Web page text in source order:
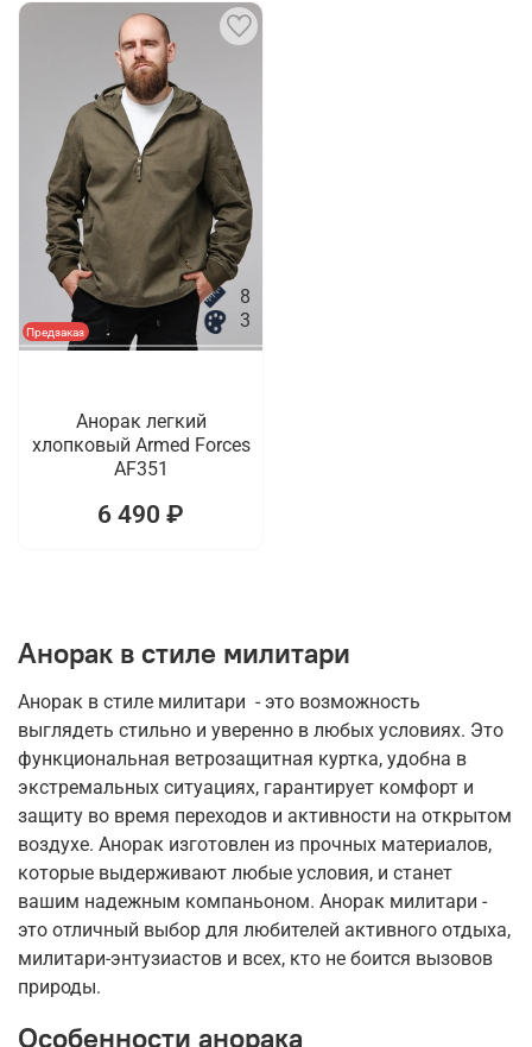
Предзаказ
8
3
Анорак легкий
хлопковый Armed Forces
AF351
6 490 ₽
Анорак в стиле милитари
Анорак в стиле милитари - это возможность
выглядеть стильно и уверенно в любых условиях. Это
функциональная ветрозащитная куртка, удобна в
экстремальных ситуациях, гарантирует комфорт и
защиту во время переходов и активности на открытом
воздухе. Анорак изготовлен из прочных материалов,
которые выдерживают любые условия, и станет
вашим надежным компаньоном. Анорак милитари -
это отличный выбор для любителей активного отдыха,
милитари-энтузиастов и всех, кто не боится вызовов
природы.
Особенности анорака